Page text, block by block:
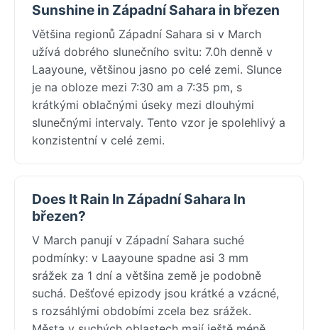
Sunshine in Západní Sahara in březen
Většina regionů Západní Sahara si v March
užívá dobrého slunečního svitu: 7.0h denně v
Laayoune, většinou jasno po celé zemi. Slunce
je na obloze mezi 7:30 am a 7:35 pm, s
krátkými oblačnými úseky mezi dlouhými
slunečnými intervaly. Tento vzor je spolehlivý a
konzistentní v celé zemi.
Does It Rain In Západní Sahara In
březen?
V March panují v Západní Sahara suché
podmínky: v Laayoune spadne asi 3 mm
srážek za 1 dní a většina země je podobně
suchá. Dešťové epizody jsou krátké a vzácné,
s rozsáhlými obdobími zcela bez srážek.